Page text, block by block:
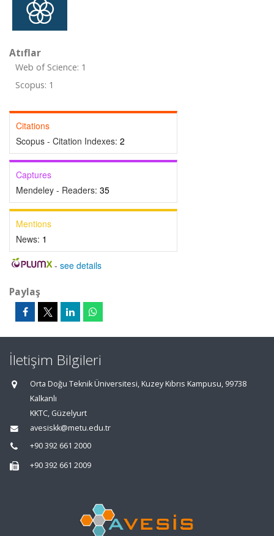
Atıflar
Web of Science: 1
Scopus: 1
Citations
Scopus - Citation Indexes: 2
Captures
Mendeley - Readers: 35
Mentions
News: 1
- see details
Paylaş
İletişim Bilgileri
Orta Doğu Teknik Üniversitesi, Kuzey Kıbrıs Kampusu, 99738
Kalkanlı
KKTC, Güzelyurt
avesiskk@metu.edu.tr
+90 392 661 2000
+90 392 661 2009